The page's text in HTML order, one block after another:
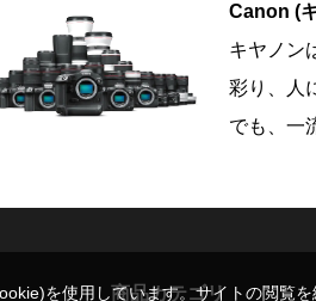
Canon (
キヤノン
彩り、人
でも、一
商品カテゴリ
を使用しています。サイトの閲覧